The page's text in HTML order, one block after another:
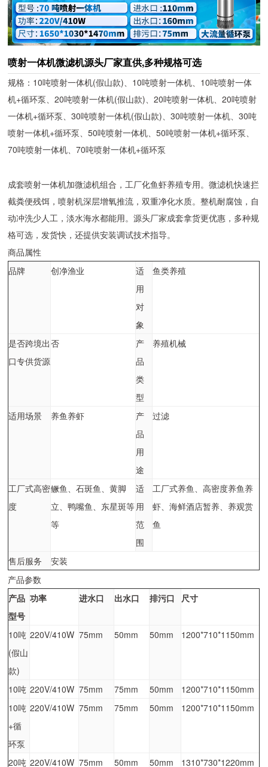
喷射一体机微滤机源头厂家直供,多种规格可选
规格：10吨喷射一体机(假山款)、10吨喷射一体机、10吨喷射一体
机+循环泵、20吨喷射一体机(假山款)、20吨喷射一体机、20吨喷射
一体机+循环泵、30吨喷射一体机(假山款)、30吨喷射一体机、30吨
喷射一体机+循环泵、50吨喷射一体机、50吨喷射一体机+循环泵、
70吨喷射一体机、70吨喷射一体机+循环泵
成套喷射一体机加微滤机组合，工厂化鱼虾养殖专用。微滤机快速拦
截粪便残饵，喷射机深层增氧推流，双重净化水质。整机耐腐蚀，自
动冲洗少人工，淡水海水都能用。源头厂家成套拿货更优惠，多种规
格可选，发货快，还提供安装调试技术指导。
商品属性
品牌
创净渔业
适
用
对
象
鱼类养殖
是否跨境出
口专供货源
否
产
品
类
型
养殖机械
适用场景 养鱼养虾
产
品
用
途
过滤
工厂式高密
度
鳜鱼、石斑鱼、黄脚
立、鸭嘴鱼、东星斑等
等
适
用
范
围
工厂式养鱼、高密度养鱼养
虾、海鲜酒店暂养、养观赏
鱼
售后服务
安装
产品参数
产品
型号
功率 进水口 出水口 排污口 尺寸
10吨
(假山
款)
220V/410W 75mm 50mm 50mm 1200*710*1150mm
10吨 220V/410W 75mm 75mm 50mm
1200*710*1150mm
10吨
+循
环泵
220V/410W 75mm 75mm 50mm 1200*710*1150mm
20吨 220V/410W 75mm 50mm 50mm 1310*730*1220mm